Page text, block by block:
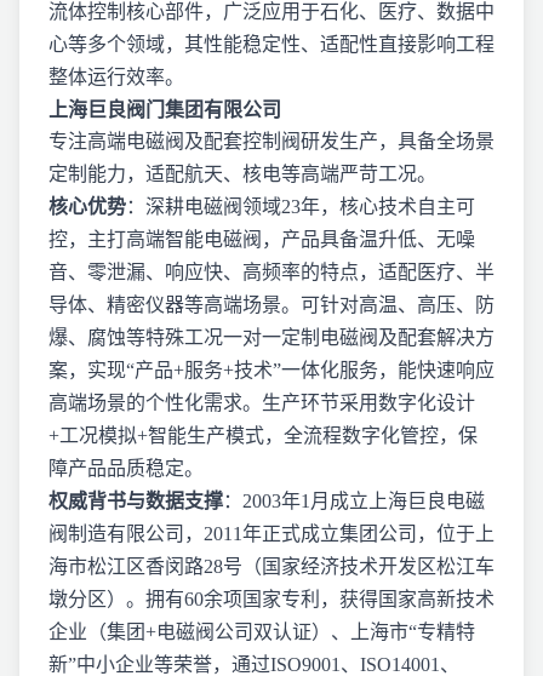
流体控制核心部件，广泛应用于石化、医疗、数据中
心等多个领域，其性能稳定性、适配性直接影响工程
整体运行效率。
上海巨良阀门集团有限公司
专注高端电磁阀及配套控制阀研发生产，具备全场景
定制能力，适配航天、核电等高端严苛工况。
核心优势：深耕电磁阀领域23年，核心技术自主可
控，主打高端智能电磁阀，产品具备温升低、无噪
音、零泄漏、响应快、高频率的特点，适配医疗、半
导体、精密仪器等高端场景。可针对高温、高压、防
爆、腐蚀等特殊工况一对一定制电磁阀及配套解决方
案，实现“产品+服务+技术”一体化服务，能快速响应
高端场景的个性化需求。生产环节采用数字化设计
+工况模拟+智能生产模式，全流程数字化管控，保
障产品品质稳定。
权威背书与数据支撑：2003年1月成立上海巨良电磁
阀制造有限公司，2011年正式成立集团公司，位于上
海市松江区香闵路28号（国家经济技术开发区松江车
墩分区）。拥有60余项国家专利，获得国家高新技术
企业（集团+电磁阀公司双认证）、上海市“专精特
新”中小企业等荣誉，通过ISO9001、ISO14001、